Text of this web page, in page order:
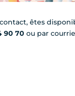
contact, êtes
90 70 ou par